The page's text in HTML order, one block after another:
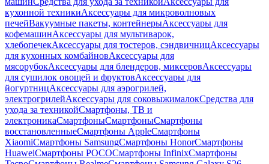
кухонной техникиАксессуары для микроволновых
печейВакуумные пакеты, контейнерыАксессуары для
кофемашинАксессуары для мультиварок,
хлебопечекАксессуары для тостеров, сэндвичницАксессуары
для кухонных комбайновАксессуары для
мясорубокАксессуары для блендеров, миксеровАксессуары
для сушилок овощей и фруктовАксессуары для
йогуртницАксессуары для аэрогрилей,
электрогрилейАксессуары для соковыжималокСредства для
ухода за техникойСмартфоны, ТВ и
электроникаСмартфоныСмартфоныСмартфоны
восстановленныеСмартфоны AppleСмартфоны
XiaomiСмартфоны SamsungСмартфоны HonorСмартфоны
HuaweiСмартфоны POCOСмартфоны InfinixСмартфоны